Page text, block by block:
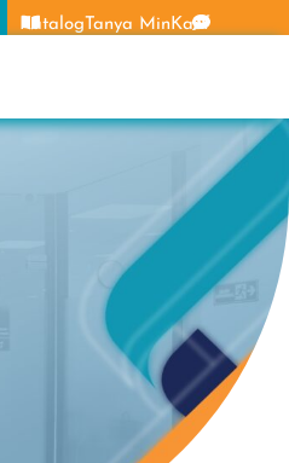
Sale PRIMA ⚡& Spesial
Katalog Tanya MinKaef